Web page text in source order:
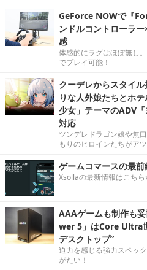
GeForce NOWで『
ンドルコントローラ
感
体感的にラグはほぼ無し
でプレイ可能！
クーデレからスタイ
りな人外娘たちとホ
少女」テーマのADV
対応
ツンデレドラゴン娘や無
もりのヒロインたちがアツ
ゲームコマースの最
Xsollaの最新情報はこちら
AAAゲームも制作も
wer 5」はCore Ultra
デスクトップ”
迫力を感じる強力スペッ
がたい！